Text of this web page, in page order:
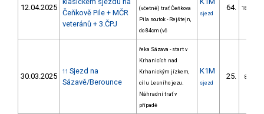
12.04.2025
Čeňkově Pile + MČR
veteránů + 3.ČPJ
(včetně) trať Čeňkova
Pila soutok - Rejštejn,
do 84cm (vč
sjezd
64. 18/DM
30.03.2025 11 Sjezd na
Sázavě/Berounce
řeka Sázava - start v
Krhanicích nad
Krhanickým jízkem,
cíl u Lesního jezu.
Náhradní trať v
případě
K1M
sjezd
25. 8/DM